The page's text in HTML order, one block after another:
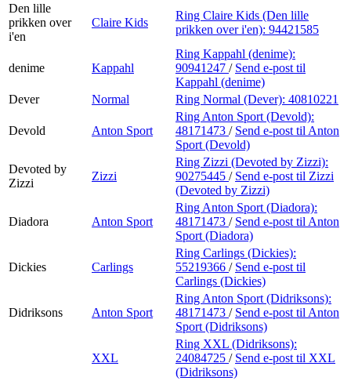
Den lille
prikken over
i'en
Claire Kids
Ring Claire Kids (Den lille
prikken over i'en): 94421585
denime Kappahl
Ring Kappahl (denime):
90941247 / Send e-post til
Kappahl (denime)
Dever
Normal Ring Normal (Dever): 40810221
Devold Anton Sport
Ring Anton Sport (Devold):
48171473 / Send e-post til Anton
Sport (Devold)
Devoted by
Zizzi
Zizzi
Ring Zizzi (Devoted by Zizzi):
90275445 / Send e-post til Zizzi
(Devoted by Zizzi)
Diadora Anton Sport
Ring Anton Sport (Diadora):
48171473 / Send e-post til Anton
Sport (Diadora)
Dickies Carlings
Ring Carlings (Dickies):
55219366 / Send e-post til
Carlings (Dickies)
Didriksons Anton Sport
Ring Anton Sport (Didriksons):
48171473 / Send e-post til Anton
Sport (Didriksons)
XXL
Ring XXL (Didriksons):
24084725 / Send e-post til XXL
(Didriksons)